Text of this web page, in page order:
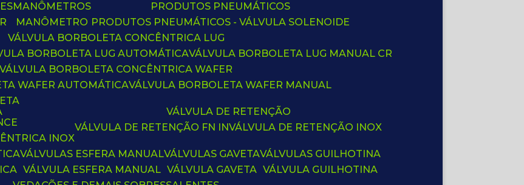
MANÔMETROS
MANÔMETRO
PRODUTOS PNEUMÁTICOS
PRODUTOS PNEUMÁTICOS - VÁLVULA SOLENOIDE
VÁLVULA BORBOLETA CONCÊNTRICA LUG
BORBOLETA LUG AUTOMÁTICA VÁLVULA BORBOLETA LUG MANUAL CR
VÁLVULA BORBOLETA CONCÊNTRICA WAFER
WAFER AUTOMÁTICA VÁLVULA BORBOLETA WAFER MANUAL
INOX
VÁLVULA DE RETENÇÃO
VÁLVULA DE RETENÇÃO FN IN VÁLVULA DE RETENÇÃO INOX
VÁLVULAS ESFERA MANUAL
VÁLVULA ESFERA MANUAL
VÁLVULAS GAVETA
VÁLVULA GAVETA
VÁLVULAS GUILHOTINA
VÁLVULA GUILHOTINA